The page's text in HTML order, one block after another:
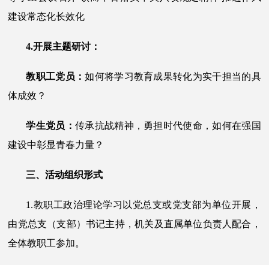
建设常态化长效化
4.开展主题研讨：
教职工党员：如何将学习教育成果转化为实干担当的具
体成效 ？
学生党员： 传承抗战精神，勇担时代使命，如何在强国
建设中彰显青春力量 ？
三、活动组织形式
1.教职工政治理论学习以党总支或党支部为单位开展，
由党总支（支部）书记主持，机关及直属单位负责人配合，
全体教职工参加。